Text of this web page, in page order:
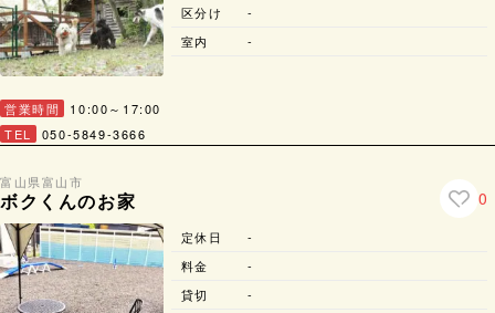
営業時間
10:00～17:00
TEL
050-5849-3666
区分け
-
室内
-
富山県富山市
ボクくんのお家 0
定休日
-
料金
-
貸切
-